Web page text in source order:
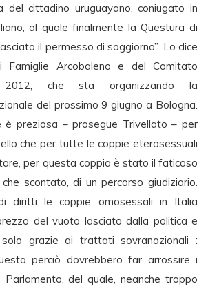
del cittadino uruguayano, coniugato in
al quale finalmente la Questura di
il permesso di soggiorno”. Lo dice
Famiglie Arcobaleno e del Comitato
2012, che sta organizzando la
del prossimo 9 giugno a Bologna.
è preziosa – prosegue Trivellato – per
che per tutte le coppie eterosessuali
per questa coppia è stato il faticoso
scontato, di un percorso giudiziario.
diritti le coppie omosessali in Italia
del vuoto lasciato dalla politica e
solo grazie ai trattati sovranazionali :
perciò dovrebbero far arrossire i
del quale, neanche troppo